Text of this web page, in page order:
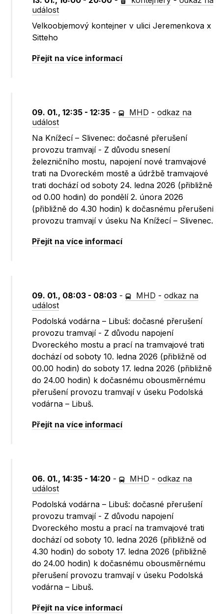
událost
Velkoobjemový kontejner v ulici Jeremenkova x
Sitteho
Přejít na více informací
09. 01., 12:35 - 12:35 - MHD -odkaz na
událost
Na Knížecí – Slivenec: dočasné přerušení
provozu tramvají - Z důvodu snesení
železničního mostu, napojení nové tramvajové
trati na Dvoreckém mostě a údržbě tramvajové
trati dochází od soboty 24. ledna 2026 (přibližně
od 0.00 hodin) do pondělí 2. února 2026
(přibližně do 4.30 hodin) k dočasnému přerušení
provozu tramvají v úseku Na Knížecí – Slivenec.
Přejít na více informací
09. 01., 08:03 - 08:03 - MHD -odkaz na
událost
Podolská vodárna – Libuš: dočasné přerušení
provozu tramvají - Z důvodu napojení
Dvoreckého mostu a prací na tramvajové trati
dochází od soboty 10. ledna 2026 (přibližně od
00.00 hodin) do soboty 17. ledna 2026 (přibližně
do 24.00 hodin) k dočasnému obousměrnému
přerušení provozu tramvají v úseku Podolská
vodárna – Libuš.
Přejít na více informací
06. 01., 14:35 - 14:20 - MHD -odkaz na
událost
Podolská vodárna – Libuš: dočasné přerušení
provozu tramvají - Z důvodu napojení
Dvoreckého mostu a prací na tramvajové trati
dochází od soboty 10. ledna 2026 (přibližně od
4.30 hodin) do soboty 17. ledna 2026 (přibližně
do 24.00 hodin) k dočasnému obousměrnému
přerušení provozu tramvají v úseku Podolská
vodárna – Libuš.
Přejít na více informací